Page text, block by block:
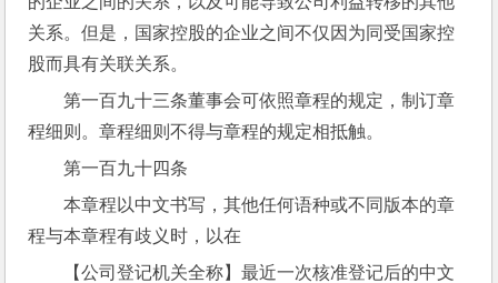
关系。但是，国家控股的企业之间不仅因为同受国家控
股而具有关联关系。
第一百九十三条董事会可依照章程的规定，制订章
程细则。章程细则不得与章程的规定相抵触。
第一百九十四条
本章程以中文书写，其他任何语种或不同版本的章
程与本章程有歧义时，以在
【公司登记机关全称】最近一次核准登记后的中文